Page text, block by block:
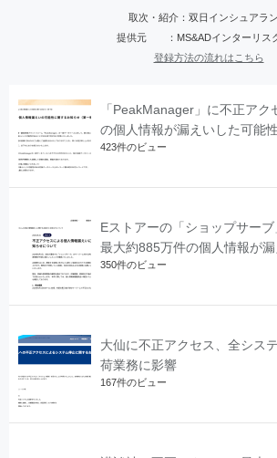
取次・紹介：双日インシュアラ
提供元 ：MS&ADインターリス
登録方法の流れはこちら
「PeakManager」に不正ア
の個人情報が漏えいした可能性
423件のビュー
Eストアーの「ショップサーブ
最大約885万件の個人情報が漏
350件のビュー
大仙に不正アクセス、全シス
荷業務に影響
167件のビュー